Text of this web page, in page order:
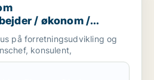
/ økonom /
/ lønspecialist
på forretningsudvikling og
konsulent,